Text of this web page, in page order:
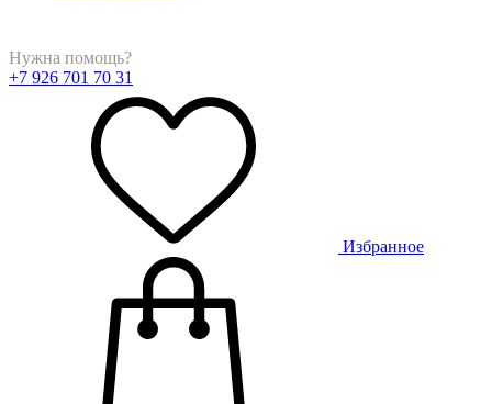
Нужна помощь?
+7 926 701 70 31
Избранное